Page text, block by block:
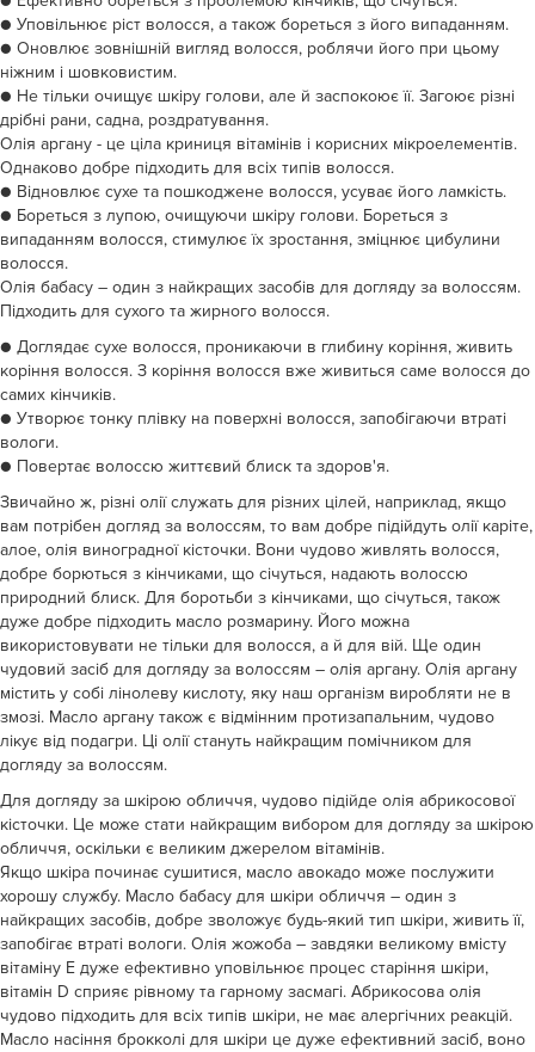
● Уповільнює ріст волосся, а також бореться з його випаданням.
● Оновлює зовнішній вигляд волосся, роблячи його при цьому
ніжним і шовковистим.
● Не тільки очищує шкіру голови, але й заспокоює її. Загоює різні
дрібні рани, садна, роздратування.
Олія аргану - це ціла криниця вітамінів і корисних мікроелементів.
Однаково добре підходить для всіх типів волосся.
● Відновлює сухе та пошкоджене волосся, усуває його ламкість.
● Бореться з лупою, очищуючи шкіру голови. Бореться з
випаданням волосся, стимулює їх зростання, зміцнює цибулини
волосся.
Олія бабасу – один з найкращих засобів для догляду за волоссям.
Підходить для сухого та жирного волосся.
● Доглядає сухе волосся, проникаючи в глибину коріння, живить
коріння волосся. З коріння волосся вже живиться саме волосся до
самих кінчиків.
● Утворює тонку плівку на поверхні волосся, запобігаючи втраті
вологи.
● Повертає волоссю життєвий блиск та здоров'я.
Звичайно ж, різні олії служать для різних цілей, наприклад, якщо
вам потрібен догляд за волоссям, то вам добре підійдуть олії каріте,
алое, олія виноградної кісточки. Вони чудово живлять волосся,
добре борються з кінчиками, що січуться, надають волоссю
природний блиск. Для боротьби з кінчиками, що січуться, також
дуже добре підходить масло розмарину. Його можна
використовувати не тільки для волосся, а й для вій. Ще один
чудовий засіб для догляду за волоссям – олія аргану. Олія аргану
містить у собі лінолеву кислоту, яку наш організм виробляти не в
змозі. Масло аргану також є відмінним протизапальним, чудово
лікує від подагри. Ці олії стануть найкращим помічником для
догляду за волоссям.
Для догляду за шкірою обличчя, чудово підійде олія абрикосової
кісточки. Це може стати найкращим вибором для догляду за шкірою
обличчя, оскільки є великим джерелом вітамінів.
Якщо шкіра починає сушитися, масло авокадо може послужити
хорошу службу. Масло бабасу для шкіри обличчя – один з
найкращих засобів, добре зволожує будь-який тип шкіри, живить її,
запобігає втраті вологи. Олія жожоба – завдяки великому вмісту
вітаміну Е дуже ефективно уповільнює процес старіння шкіри,
вітамін D сприяє рівному та гарному засмагі. Абрикосова олія
чудово підходить для всіх типів шкіри, не має алергічних реакцій.
Масло насіння брокколі для шкіри це дуже ефективний засіб, воно